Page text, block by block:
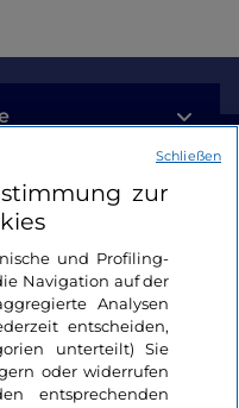
zur
und Profiling-
Navigation auf der
Analysen
entscheiden,
unterteilt) Sie
oder widerrufen
entsprechenden
Schließen